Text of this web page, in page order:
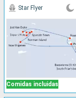
Comidas incluidas
Star Flyer